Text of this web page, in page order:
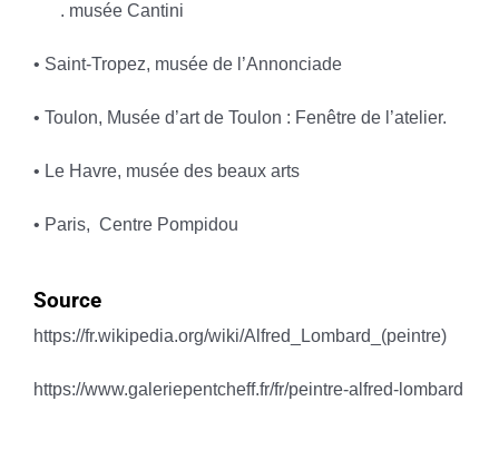
. musée Cantini
• Saint-Tropez, musée de l’Annonciade
• Toulon, Musée d’art de Toulon : Fenêtre de l’atelier.
• Le Havre, musée des beaux arts
• Paris, Centre Pompidou
Source
https://fr.wikipedia.org/wiki/Alfred_Lombard_(peintre)
https://www.galeriepentcheff.fr/fr/peintre-alfred-lombard